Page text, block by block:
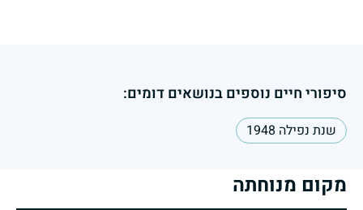
סיפורי חיים נוספים בנושאים דומים:
שנת נפילה 1948
מקום מנוחתה